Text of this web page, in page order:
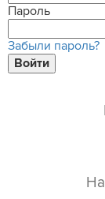
Пароль
Забыли пароль?
Войти